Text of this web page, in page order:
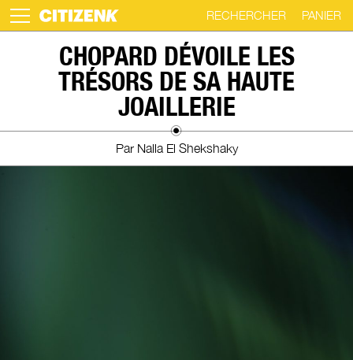
RECHERCHER PANIER
CHOPARD DÉVOILE LES
TRÉSORS DE SA HAUTE
JOAILLERIE
Par Nalla El Shekshaky